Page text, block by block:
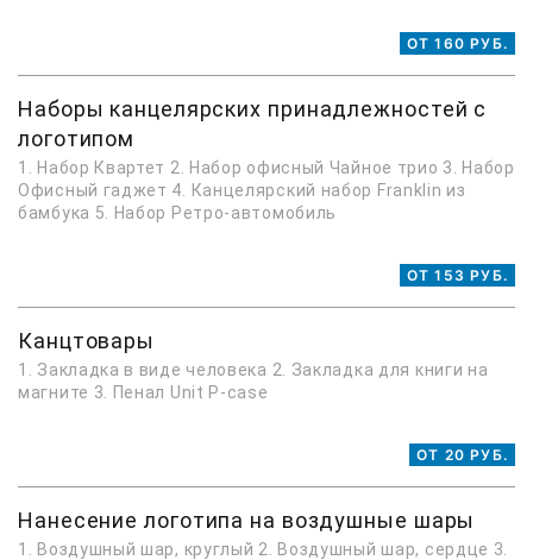
ОТ 160 РУБ.
Наборы канцелярских принадлежностей с
логотипом
1. Набор Квартет 2. Набор офисный Чайное трио 3. Набор
Офисный гаджет 4. Канцелярский набор Franklin из
бамбука 5. Набор Ретро-автомобиль
ОТ 153 РУБ.
Канцтовары
1. Закладка в виде человека 2. Закладка для книги на
магните 3. Пенал Unit P-case
ОТ 20 РУБ.
Нанесение логотипа на воздушные шары
1. Воздушный шар, круглый 2. Воздушный шар, сердце 3.